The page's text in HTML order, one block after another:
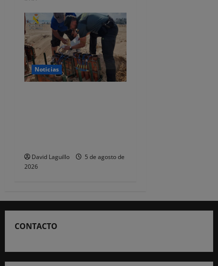
Noticias
David Laguillo
5 de agosto de
2026
CONTACTO